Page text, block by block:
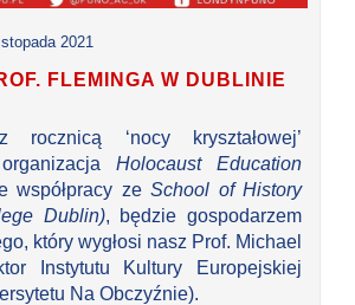
2021
FLEMINGA W DUBLINIE
‘nocy kryształowej’
Holocaust Education
współpracy zeSchool of History
Dublin), będzie gospodarzem
który wygłosi nasz Prof. Michael
Instytutu Kultury Europejskiej
Na Obczyźnie).